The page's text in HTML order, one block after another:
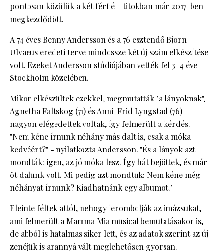
pontosan közülük a két férfié - titokban már 2017-ben
megkezdődött.
A 74 éves Benny Andersson és a 76 esztendő Bjorn
Ulvaeus eredeti terve mindössze két új szám elkészítése
volt. Ezeket Andersson stúdiójában vették fel 3-4 éve
Stockholm közelében.
Mikor elkészültek ezekkel, megmutatták "a lányoknak",
Agnetha Faltskog (71) és Anni-Frid Lyngstad (76)
nagyon elégedettek voltak, így felmerült a kérdés.
"Nem kéne írnunk néhány más dalt is, csak a móka
kedvéért?" - nyilatkozta Andersson. "És a lányok azt
mondták: igen, az jó móka lesz. Így hát bejöttek, és már
öt dalunk volt. Mi pedig azt mondtuk: Nem kéne még
néhányat írnunk? Kiadhatnánk egy albumot."
Eleinte féltek attól, nehogy lerombolják az imázsukat,
ami felmerült a Mamma Mia musical bemutatásakor is,
de abból is hatalmas siker lett, és az adatok szerint az új
zenéjük is arannyá vált meglehetősen gyorsan.